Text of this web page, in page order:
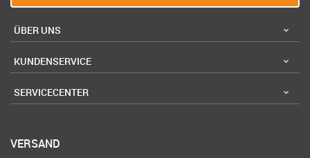
ÜBER UNS
KUNDENSERVICE
SERVICECENTER
VERSAND